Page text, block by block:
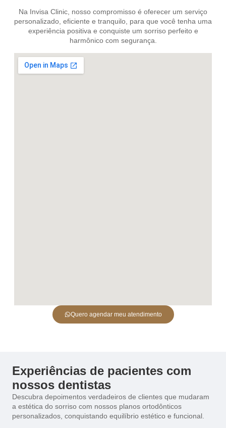
Na Invisa Clinic, nosso compromisso é oferecer um serviço
personalizado, eficiente e tranquilo, para que você tenha uma
experiência positiva e conquiste um sorriso perfeito e
harmônico com segurança.
Quero agendar meu atendimento
Experiências de pacientes com
nossos dentistas
Descubra depoimentos verdadeiros de clientes que mudaram
a estética do sorriso com nossos planos ortodônticos
personalizados, conquistando equilíbrio estético e funcional.